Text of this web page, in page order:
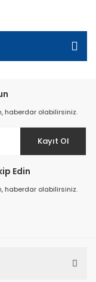
haberdar olabilirsiniz.
Kayıt Ol
Edin
haberdar olabilirsiniz.